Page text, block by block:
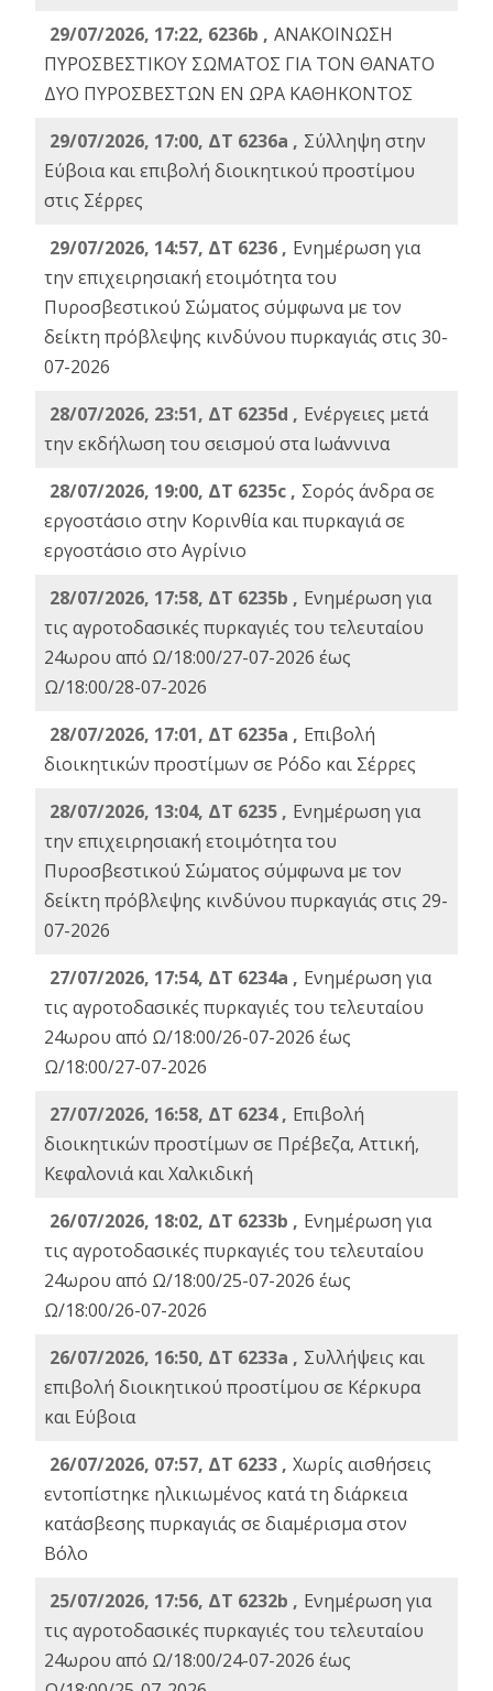
29/07/2026, 17:22, 6236b , ΑΝΑΚΟΙΝΩΣΗ
ΠΥΡΟΣΒΕΣΤΙΚΟΥ ΣΩΜΑΤΟΣ ΓΙΑ ΤΟΝ ΘΑΝΑΤΟ
ΔΥΟ ΠΥΡΟΣΒΕΣΤΩΝ ΕΝ ΩΡΑ ΚΑΘΗΚΟΝΤΟΣ
29/07/2026, 17:00, ΔΤ 6236a , Σύλληψη στην
Εύβοια και επιβολή διοικητικού προστίμου
στις Σέρρες
29/07/2026, 14:57, ΔΤ 6236 , Ενημέρωση για
την επιχειρησιακή ετοιμότητα του
Πυροσβεστικού Σώματος σύμφωνα με τον
δείκτη πρόβλεψης κινδύνου πυρκαγιάς στις 30-
07-2026
28/07/2026, 23:51, ΔΤ 6235d , Ενέργειες μετά
την εκδήλωση του σεισμού στα Ιωάννινα
28/07/2026, 19:00, ΔΤ 6235c , Σορός άνδρα σε
εργοστάσιο στην Κορινθία και πυρκαγιά σε
εργοστάσιο στο Αγρίνιο
28/07/2026, 17:58, ΔΤ 6235b , Ενημέρωση για
τις αγροτοδασικές πυρκαγιές του τελευταίου
24ωρου από Ω/18:00/27-07-2026 έως
Ω/18:00/28-07-2026
28/07/2026, 17:01, ΔΤ 6235a , Eπιβολή
διοικητικών προστίμων σε Ρόδο και Σέρρες
28/07/2026, 13:04, ΔΤ 6235 , Ενημέρωση για
την επιχειρησιακή ετοιμότητα του
Πυροσβεστικού Σώματος σύμφωνα με τον
δείκτη πρόβλεψης κινδύνου πυρκαγιάς στις 29-
07-2026
27/07/2026, 17:54, ΔΤ 6234a , Ενημέρωση για
τις αγροτοδασικές πυρκαγιές του τελευταίου
24ωρου από Ω/18:00/26-07-2026 έως
Ω/18:00/27-07-2026
27/07/2026, 16:58, ΔΤ 6234 , Eπιβολή
διοικητικών προστίμων σε Πρέβεζα, Αττική,
Κεφαλονιά και Χαλκιδική
26/07/2026, 18:02, ΔΤ 6233b , Ενημέρωση για
τις αγροτοδασικές πυρκαγιές του τελευταίου
24ωρου από Ω/18:00/25-07-2026 έως
Ω/18:00/26-07-2026
26/07/2026, 16:50, ΔΤ 6233a , Συλλήψεις και
επιβολή διοικητικού προστίμου σε Κέρκυρα
και Εύβοια
26/07/2026, 07:57, ΔΤ 6233 , Χωρίς αισθήσεις
εντοπίστηκε ηλικιωμένος κατά τη διάρκεια
κατάσβεσης πυρκαγιάς σε διαμέρισμα στον
Βόλο
25/07/2026, 17:56, ΔΤ 6232b , Ενημέρωση για
τις αγροτοδασικές πυρκαγιές του τελευταίου
24ωρου από Ω/18:00/24-07-2026 έως